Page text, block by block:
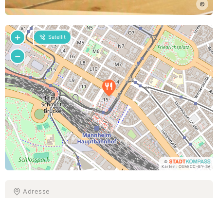
©
Satellit
+
−
©
Karten: OSM/CC-BY-SA
Adresse